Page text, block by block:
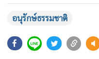
ด้าน นางสาวภัทร์กร สินสุข
ว่า ยินดีเป็นอย่างยิ่งที่ได้มาร่
ของสโมสรไลออนส์สากล ที่
อนุรักษ์ธรรมชาติ